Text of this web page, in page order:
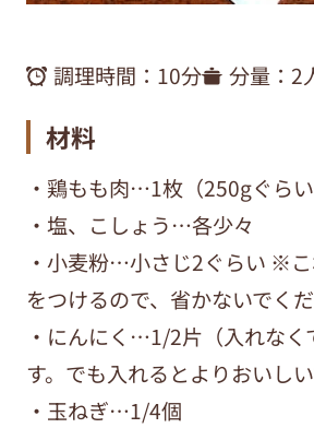
調理時間： 10分 分量：2
材料
・鶏もも肉…1枚（250gぐらい
・塩、こしょう…各少々
・小麦粉…小さじ2ぐらい ※
をつけるので、省かないでく
・にんにく…1/2片（入れなく
す。でも入れるとよりおいしい
・玉ねぎ…1/4個